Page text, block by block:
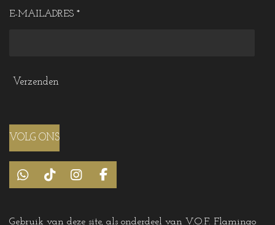
E-MAILADRES *
Verzenden
VOLG ONS
W
T
I
F
Gebruik van deze site, als onderdeel van V.O.F. Flamingo